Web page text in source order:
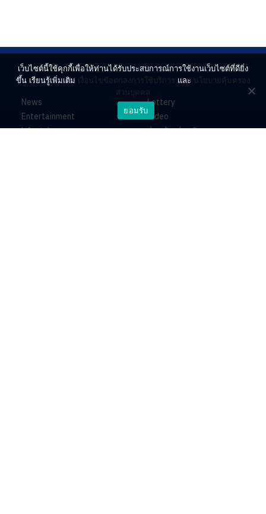
News
Entertainment
Lifestyle
Lottery
Video
ร่วมด้วยช่วยกัน
เว็บไซต์นี้ใช้คุกกี้เพื่อให้ท่านได้รับประสบการณ์การใช้งานเว็บไซต์ที่ดียิ่ง
ขึ้น เรียนรู้เพิ่มเติม เงื่อนไขข้อตกลงการใช้บริการ และ นโยบายคุ้มครอง
ส่วนบุคคล
ยอมรับ